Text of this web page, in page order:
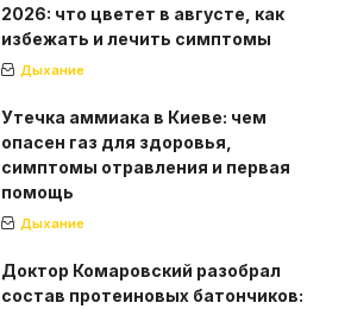
2026: что цветет в августе, как
избежать и лечить симптомы
Дыхание
Утечка аммиака в Киеве: чем
опасен газ для здоровья,
симптомы отравления и первая
помощь
Дыхание
Доктор Комаровский разобрал
состав протеиновых батончиков: